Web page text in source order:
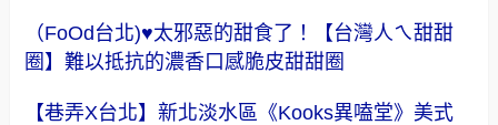
（FoOd台北)♥太邪惡的甜食了！【台灣人ㄟ甜甜
圈】難以抵抗的濃香口感脆皮甜甜圈
【巷弄X台北】新北淡水區《Kooks異嗑堂》美式